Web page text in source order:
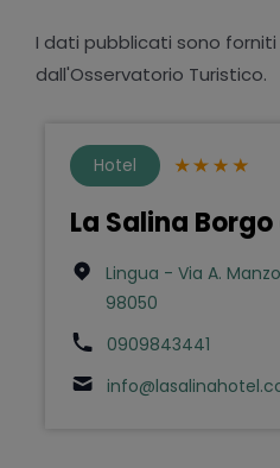
I dati pubblicati sono
dall'Osservatorio Turistico.
Hotel
La Salina
Lingua - Via A.
98050
0909843441